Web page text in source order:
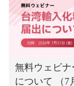
無料ウェビ
について （7